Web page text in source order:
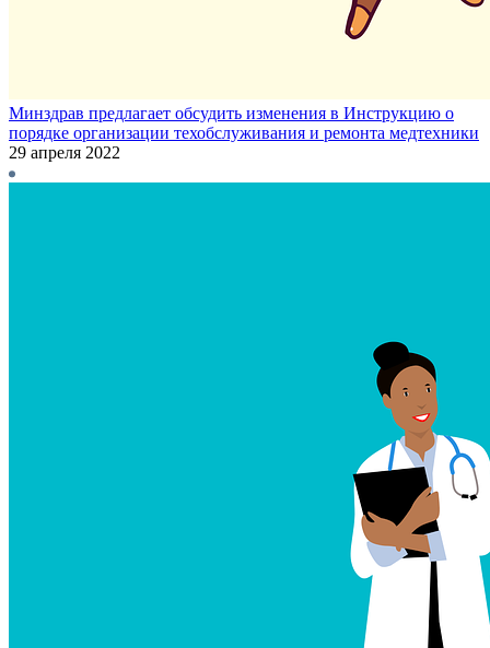
Минздрав предлагает обсудить изменения в Инструкцию о
порядке организации техобслуживания и ремонта медтехники
29 апреля 2022